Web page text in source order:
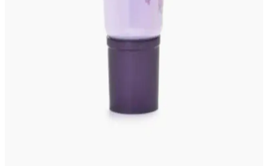
Gyaru Makyaj Stili ve Kullanılan Ürünlerle Canlı
Gyaru makyaj stili, canlı allıklar ve ışıltılı cilt görünümüyle Japon
gençleri arasında popülerdir. Doğru ürün seçimi ve saç